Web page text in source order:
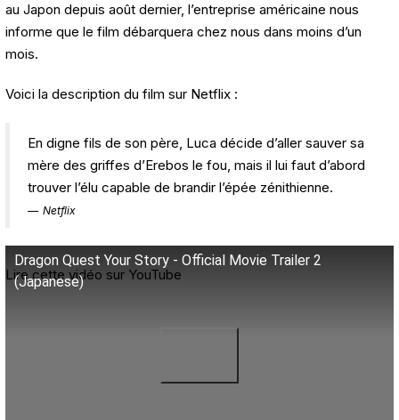
au Japon depuis août dernier, l’entreprise américaine nous
informe que le film débarquera chez nous dans moins d’un
mois.
Voici la description du film sur Netflix :
En digne fils de son père, Luca décide d’aller sauver sa
mère des griffes d’Erebos le fou, mais il lui faut d’abord
trouver l’élu capable de brandir l’épée zénithienne.
Netflix
Dragon Quest Your Story - Official Movie Trailer 2
(Japanese)
Lire cette vidéo sur YouTube